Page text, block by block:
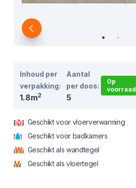
Inhoud per
verpakking:
1.8m2
Aantal
per doos:
5
Op
voorraad
Geschikt voor vloerverwarming
Geschikt voor badkamers
Geschikt als wandtegel
Geschikt als vloertegel